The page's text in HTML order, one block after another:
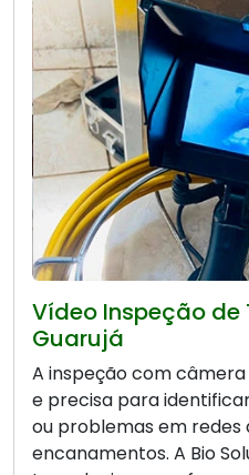
Vídeo Inspeção
Guarujá
A inspeção com
e precisa para
ou problemas em redes
encanamentos. A Bio